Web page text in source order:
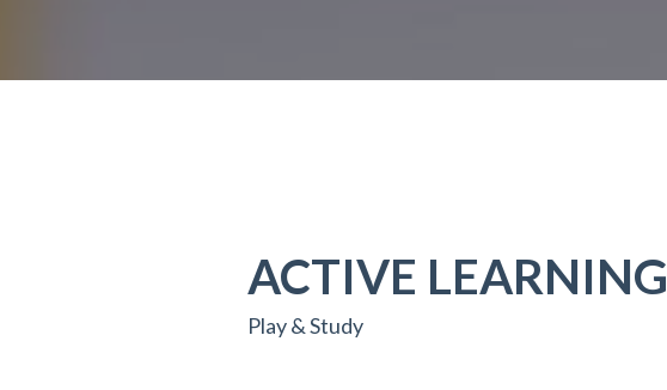
ACTIVE LEARNING
Play & Study